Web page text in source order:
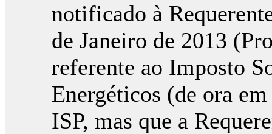
notificado à
de Janeiro de 2013
referente ao Imposto
Energéticos (de ora
ISP, mas que a